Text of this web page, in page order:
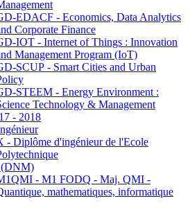
EDACF - Economics, Data Analytics
Corporate Finance
IOT - Internet of Things : Innovation
Management Program (IoT)
SCUP - Smart Cities and Urban
STEEM - Energy Environment :
Technology & Management
- 2018
- Diplôme d'ingénieur de l'Ecole
(DNM)
- M1 FODQ - Maj. QMI -
mathematiques, informatique